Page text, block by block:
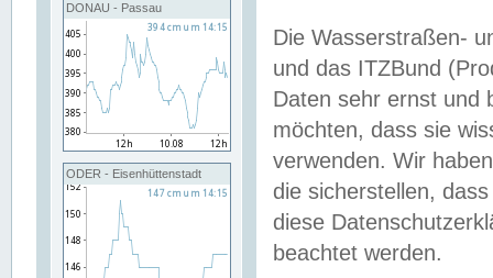
DONAU - Passau
ODER - Eisenhüttenstadt
Die Wasserstraßen-
und das ITZBund
Daten sehr ernst und
möchten, dass sie
verwenden. Wir
die sicherstellen,
diese
beachtet werden.